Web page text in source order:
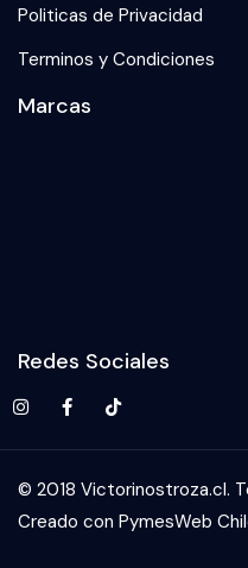
Politicas de Privacidad
Terminos y Condiciones
Marcas
Redes Sociales
© 2018 Victorinostroza.cl.
Creado con PymesWeb